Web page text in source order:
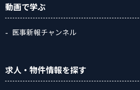
動画で学ぶ
医事新報チャンネル
求人・物件情報を探す